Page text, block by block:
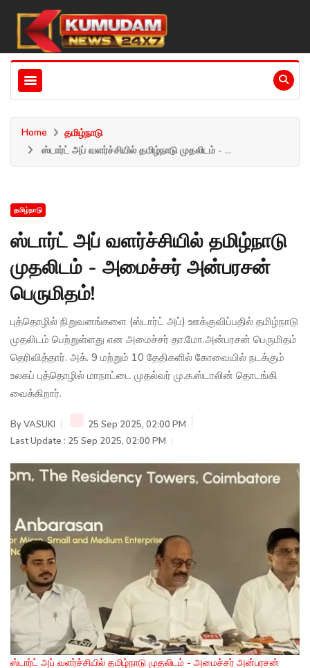
Home
தமிழ்நாடு
ஸ்டார்ட் அப் வளர்ச்சியில் தமிழ்நாடு முதலிடம் - ...
தமிழ்நாடு
ஸ்டார்ட் அப் வளர்ச்சியில் தமிழ்நாடு
முதலிடம் - அமைச்சர் அன்பரசன்
பெருமிதம்!
புத்தொழில் நிறுவனங்களை (ஸ்டார்ட் அப்) ஊக்குவிப்பதில் தமிழ்நாடு
முதலிடம் பெற்றுள்ளது என அமைச்சர் தா.மோ.அன்பரசன் பெருமிதம்
தெரிவித்தார். அக். 9 மற்றும் 10 தேதிகளில் கோவையில் நடக்கும்
உலகப் புத்தொழில் மாநாட்டை முதல்வர் மு.க.ஸ்டாலின் தொடங்கி
வைக்கிறார்.
ByVASUKI
25 Sep 2025, 02:00 PM
Last Update : 25 Sep 2025, 02:00 PM
ஸ்டார்ட் அப் வளர்ச்சியில் தமிழ்நாடு முதலிடம் - அமைச்சர் அன்பரசன்